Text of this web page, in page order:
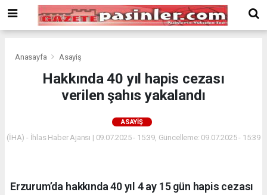
Bonusu
Veren
deneme
siteler
Veren
Anasayfa Asayiş
Hakkında 40 yıl hapis cezası
verilen şahıs yakalandı
ASAYIŞ
(İHA) - İhlas Haber Ajansı | 09.07.2025 - 15:39, Güncelleme: 09.07.2025 - 15:39
Erzurum’da hakkında 40 yıl 4 ay 15 gün hapis cezası